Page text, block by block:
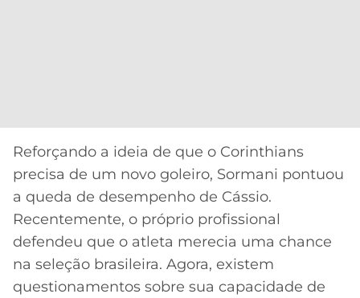
Reforçando a ideia de que o Corinthians
precisa de um novo goleiro, Sormani pontuou
a queda de desempenho de Cássio.
Recentemente, o próprio profissional
defendeu que o atleta merecia uma chance
na seleção brasileira. Agora, existem
questionamentos sobre sua capacidade de